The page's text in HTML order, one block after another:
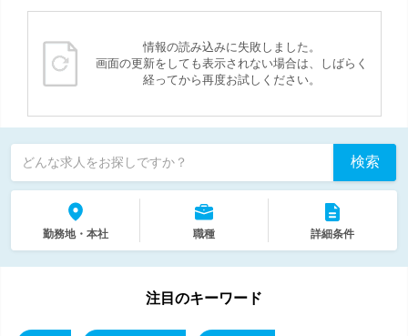
情報の読み込みに失敗しました。
画面の更新をしても表示されない場合は、しばらく
経ってから再度お試しください。
どんな求人をお探しですか？ 検索
勤務地・本社 職種 詳細条件
注目のキーワード